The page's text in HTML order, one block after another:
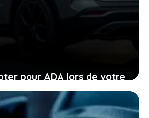
pour ADA lors de votre
voiture facilite chaque